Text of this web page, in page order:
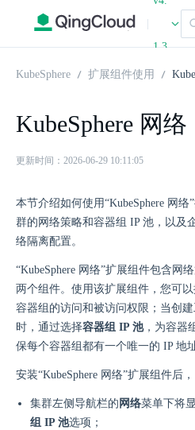
|
1.3
KubeSphere 扩展组件使用
KubeSphere 网络
更新时间：2026-06-29 10:11:05
本节介绍如何使用“KubeSphere 网
群的网络策略和容器组 IP 池，以及
络隔离配置。
“KubeSphere 网络”扩展组件包含网
两个组件。使用该扩展组件，您可
容器组的访问和被访问权限；当创
时，通过选择容器组 IP 池，为容器
保每个容器组都有一个唯一的 IP 地址
安装“KubeSphere 网络”扩展组件后，
集群左侧导航栏的 网络菜单下将
组 IP 池选项；